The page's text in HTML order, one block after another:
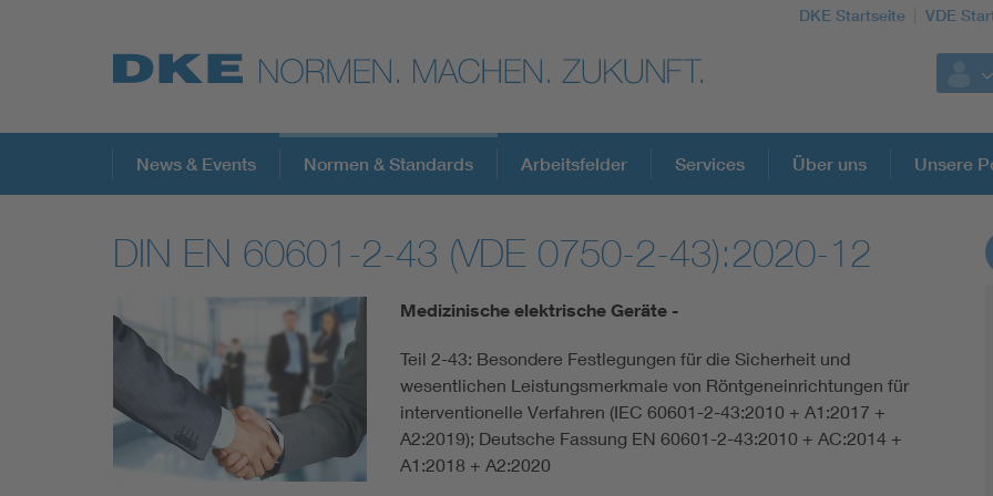
DKE Startseite VDE
Top-Themen
VDE Fokusthemen
Energy
Health
DKE Fachinformationen im Kontext der
Circular Economy für mehr Ressourceneffizienz
Cybersecurity in der Industrieautomatisierung
News & Events Normen & Standards Arbeitsfelder Services Über uns Unsere
DIN EN 60601-2-43 (VDE 0750-2-43):2020-12
Medizinische elektrische Geräte -
Teil 2-43: Besondere Festlegungen für die Sicherheit und
wesentlichen Leistungsmerkmale von Röntgeneinrichtungen für
interventionelle Verfahren (IEC 60601-2-43:2010 + A1:2017 +
A2:2019); Deutsche Fassung EN 60601-2-43:2010 + AC:2014 +
A1:2018 + A2:2020